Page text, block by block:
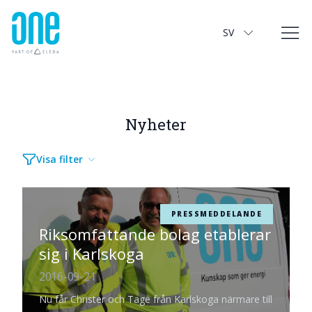
SV
Nyheter
Visa filter
PRESSMEDDELANDE
Riksomfattande bolag etablerar
sig i Karlskoga
2016-09-21
Nu får Christer och Tage från Karlskoga närmare till